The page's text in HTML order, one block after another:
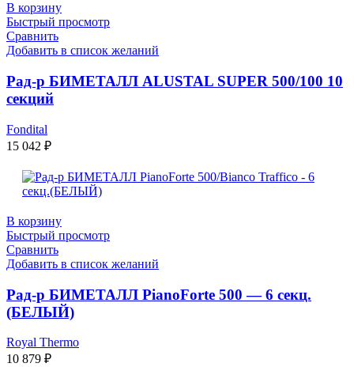
В корзину
Быстрый просмотр
Сравнить
Добавить в список желаний
Рад-р БИМЕТАЛЛ ALUSTAL SUPER 500/100 10
секций
Fondital
15 042 ₽
В корзину
Быстрый просмотр
Сравнить
Добавить в список желаний
Рад-р БИМЕТАЛЛ PianoForte 500 — 6 секц.
(БЕЛЫЙ)
Royal Thermo
10 879 ₽